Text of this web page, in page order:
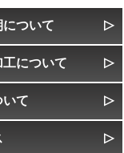
ついて
について
いて